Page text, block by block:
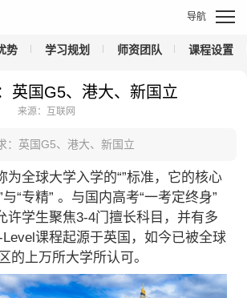
势 学习规划 师资团队 课程设置
英国G5、港大、新国立
来源：互联网
：英国G5、港大、新国立
为全球大学入学的“”标准，它的核心
“专精” 。与国内高考“一考定终身”
许学生聚焦3-4门擅长科目，并有多
课程起源于英国，如今已被全球
的上万所大学所认可。